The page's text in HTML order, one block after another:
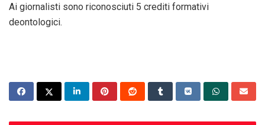
Ai giornalisti sono riconosciuti 5 crediti formativi
deontologici.